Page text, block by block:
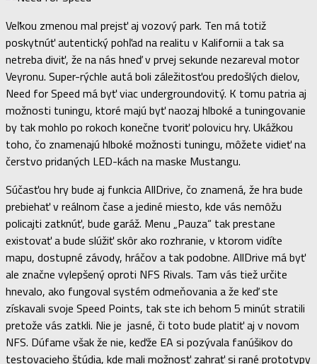
Veľkou zmenou mal prejsť aj vozový park. Ten má totiž
poskytnúť autentický pohľad na realitu v Kalifornii a tak sa
netreba diviť, že na nás hneď v prvej sekunde nezareval motor
Veyronu. Super-rýchle autá boli záležitosťou predošlých dielov,
Need for Speed má byť viac undergroundovitý. K tomu patria aj
možnosti tuningu, ktoré majú byť naozaj hlboké a tuningovanie
by tak mohlo po rokoch konečne tvoriť polovicu hry. Ukážkou
toho, čo znamenajú hlboké možnosti tuningu, môžete vidieť na
čerstvo pridaných LED-kách na maske Mustangu.
Súčasťou hry bude aj funkcia AllDrive, čo znamená, že hra bude
prebiehať v reálnom čase a jediné miesto, kde vás nemôžu
policajti zatknúť, bude garáž. Menu „Pauza“ tak prestane
existovať a bude slúžiť skôr ako rozhranie, v ktorom vidíte
mapu, dostupné závody, hráčov a tak podobne. AllDrive má byť
ale značne vylepšený oproti NFS Rivals. Tam vás tiež určite
hnevalo, ako fungoval systém odmeňovania a že keď ste
získavali svoje Speed Points, tak ste ich behom 5 minút stratili
pretože vás zatkli. Nie je jasné, či toto bude platiť aj v novom
NFS. Dúfame však že nie, keďže EA si pozývala fanúšikov do
testovacieho štúdia, kde mali možnosť zahrať si rané prototypy